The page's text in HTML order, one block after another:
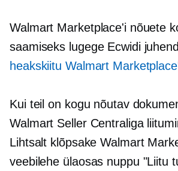
Walmart Marketplace'i nõuete
saamiseks lugege Ecwidi
heakskiitu Walmart
Kui teil on kogu nõutav
Walmart Seller Centraliga
Lihtsalt klõpsake Walmart
veebilehe ülaosas nuppu "Liitu